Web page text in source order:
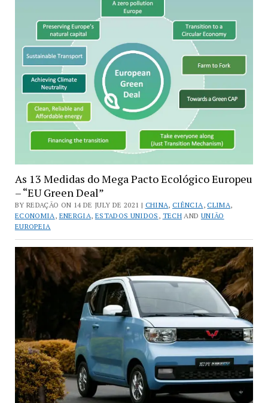
As 13 Medidas do Mega Pacto Ecológico Europeu
– “EU Green Deal”
BY REDAÇÃO ON 14 DE JULY DE 2021 | CHINA,CIÊNCIA ,CLIMA,
ECONOMIA , ENERGIA, ESTADOS UNIDOS , TECH AND UNIÃO
EUROPEIA